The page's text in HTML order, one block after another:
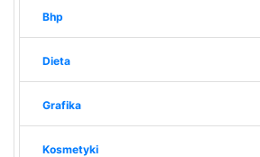
Bhp
Dieta
Grafika
Kosmetyki